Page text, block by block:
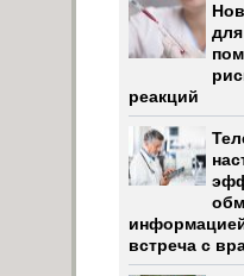
реакций
встреча с